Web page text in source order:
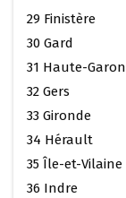
29 Finistère
30 Gard
31 Haute-
32 Gers
33 Gironde
34 Hérault
35 Île-et-Vilaine
36 Indre